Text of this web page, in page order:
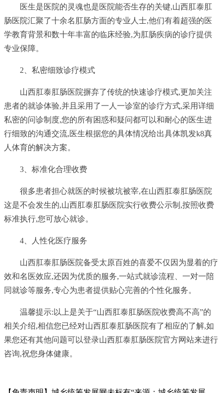
医生是医院的灵魂也是医院能否生存的关键,山西肛泰肛
肠医院汇聚了十余名肛肠方面的专业人士,他们有着超强的医
学教育背景和数十年丰富的临床经验,为肛肠疾病的诊疗提供
专业保障。
2、私密细致诊疗模式
山西肛泰肛肠医院摒弃了传统的快速诊疗模式,更加关注
患者的就诊体验,并且采用了一人一诊室的诊疗方式,采用详细
私密的问诊制度,您的所有困惑和疑问都可以和耐心的医生进
行细致的沟通交流,医生根据您的具体情况给出具体凯发k8真
人体育的解决方案。
3、标准化合理收费
很多患者担心就医的时候被坑被宰,在山西肛泰肛肠医院
这是不会发生的,山西肛泰肛肠医院实行收费公示制,按照收费
标准执行,您可放心就诊。
4、人性化医疗服务
山西肛泰肛肠医院备受太原百姓的喜爱不仅因为显着的疗
效和名医效应,还因为优质的服务,一站式就诊流程、一对一陪
同就诊等服务,专心为患者提供贴心完善的个性化服务。
温馨提示:以上是关于“山西肛泰肛肠医院收费高不高”的
相关介绍,相信您已经对山西肛泰肛肠医院有了相应的了解,如
果您还有其他问题可以登录山西肛泰肛肠医院官方网站来进行
咨询,祝您身体健康。